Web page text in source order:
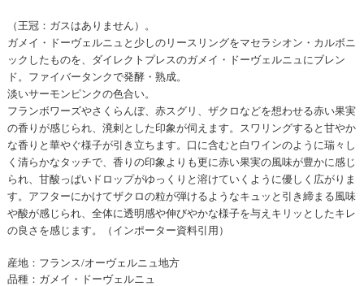
（王冠：ガスはありません）。
ガメイ・ドーヴェルニュと少しのリースリングをマセラシオン・カルボニ
ックしたものを、ダイレクトプレスのガメイ・ドーヴェルニュにブレン
ド。ファイバータンクで発酵・熟成。
淡いサーモンピンクの色合い。
フランボワーズやさくらんぼ、赤スグリ、ザクロなどを想わせる赤い果実
の香りが感じられ、溌剌とした印象が伺えます。スワリングすると甘やか
な香りと華やぐ様子が引き立ちます。口に含むと白ワインのように瑞々し
く清らかなタッチで、香りの印象よりも更に赤い果実の風味が豊かに感じ
られ、甘酸っぱいドロップがゆっくりと溶けていくように優しく広がりま
す。アフターにかけてザクロの粒が弾けるようなキュッと引き締まる風味
や酸が感じられ、全体に透明感や伸びやかな様子を与えキリッとしたキレ
の良さを感じます。（インポーター資料引用）
産地：フランス/オーヴェルニュ地方
品種：ガメイ・ドーヴェルニュ